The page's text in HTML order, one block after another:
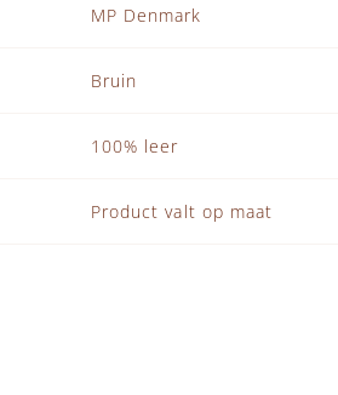
MP Denmark
Bruin
100% leer
Product valt op maat